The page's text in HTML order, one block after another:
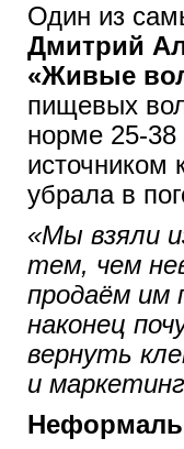
Один из
Дмитрий
«Живые
пищевых
норме 25-
источником
убрала в
«Мы взяли
тем, чем
продаём им
наконец
вернуть
и